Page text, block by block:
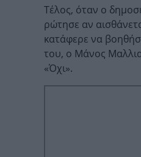
Τέλος, όταν ο
ρώτησε αν
κατάφερε να
του, ο Μάνος
«Όχι».